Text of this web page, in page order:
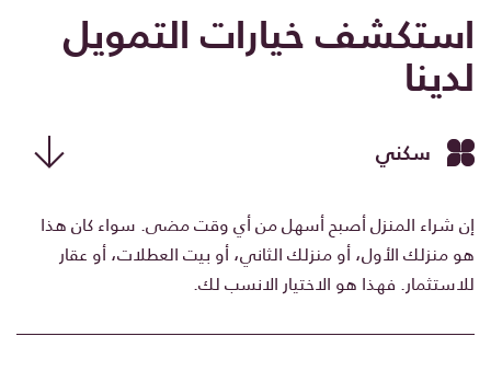
استكشف خيارات التمويل
لدينا
سكني
إن شراء المنزل أصبح أسهل من أي وقت مضى. سواء كان هذا
هو منزلك الأول، أو منزلك الثاني، أو بيت العطلات، أو عقار
للاستثمار. فهذا هو الاختيار الانسب لك.